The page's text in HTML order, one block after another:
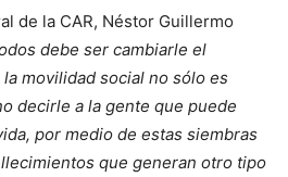
de la CAR, Néstor Guillermo
debe ser cambiarle el
movilidad social no sólo es
decirle a la gente que puede
por medio de estas siembras
que generan otro tipo